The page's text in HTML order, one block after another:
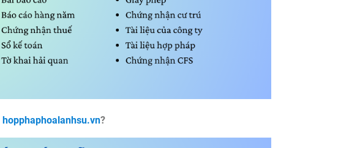
hopphaphoalanhsu.vn?